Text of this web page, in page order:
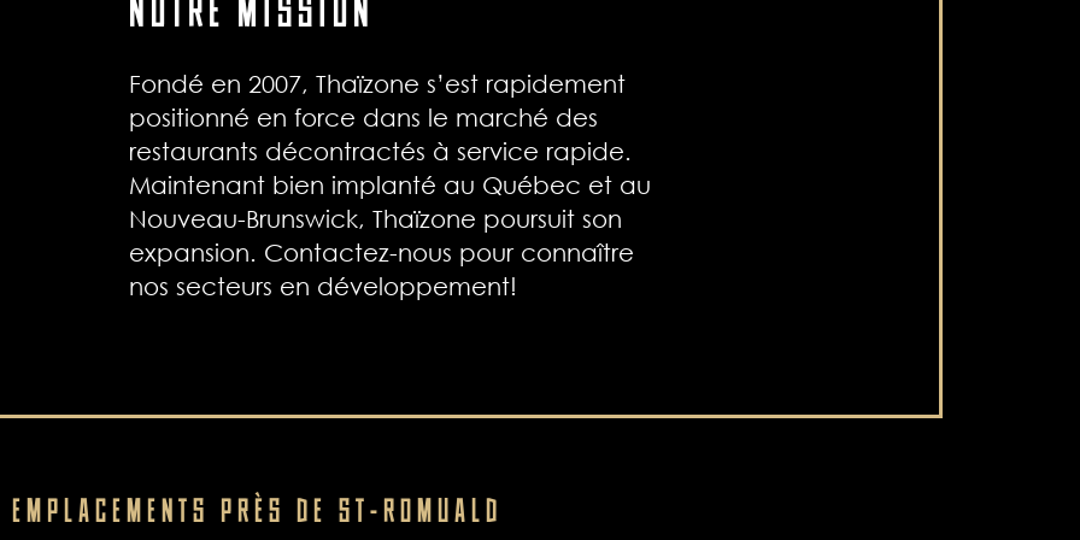
NOTRE MISSION
Fondé en 2007, Thaïzone s’est rapidement
positionné en force dans le marché des
restaurants décontractés à service rapide.
Maintenant bien implanté au Québec et au
Nouveau-Brunswick, Thaïzone poursuit son
expansion. Contactez-nous pour connaître
nos secteurs en développement!
PRÈS DE ST-ROMUALD